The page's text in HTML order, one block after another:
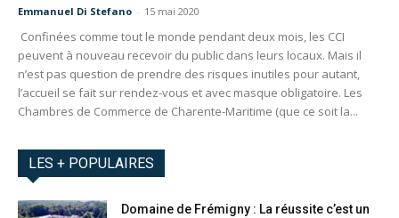
Emmanuel Di Stefano - 15 mai 2020
Confinées comme tout le monde pendant deux mois, les CCI
peuvent à nouveau recevoir du public dans leurs locaux. Mais il
n’est pas question de prendre des risques inutiles pour autant,
l’accueil se fait sur rendez-vous et avec masque obligatoire. Les
Chambres de Commerce de Charente-Maritime (que ce soit la...
LES + POPULAIRES
Domaine de Frémigny : La réussite c’est un